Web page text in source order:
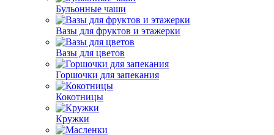
Бульонные чаши
Вазы для фруктов и этажерки
Вазы для цветов
Горшочки для запекания
Кокотницы
Кружки